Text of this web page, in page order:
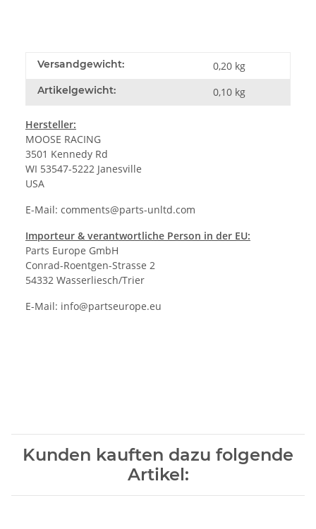
Versandgewicht: 0,20 kg
Artikelgewicht: 0,10 kg
Hersteller:
MOOSE RACING
3501 Kennedy Rd
WI 53547-5222 Janesville
USA
E-Mail: comments@parts-unltd.com
Importeur & verantwortliche Person in der EU:
Parts Europe GmbH
Conrad-Roentgen-Strasse 2
54332 Wasserliesch/Trier
E-Mail: info@partseurope.eu
Kunden kauften dazu folgende
Artikel: